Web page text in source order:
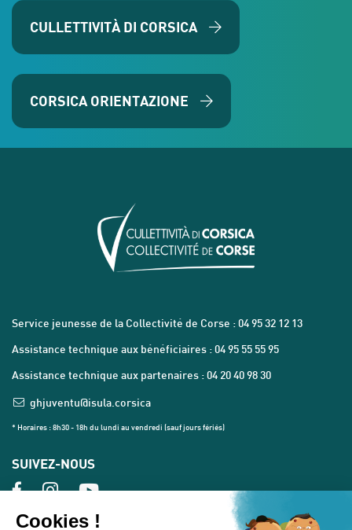
CULLETTIVITÀ DI CORSICA
CORSICA ORIENTAZIONE
Service jeunesse de la Collectivité de Corse : 04 95 32 12 13
Assistance technique aux bénéficiaires : 04 95 55 55 95
Assistance technique aux partenaires : 04 20 40 98 30
ghjuventu@isula.corsica
* Horaires : 8h30 - 18h du lundi au vendredi (sauf jours fériés)
SUIVEZ-NOUS